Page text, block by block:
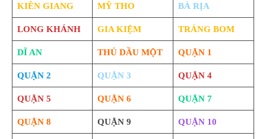
KIÊN GIANG MỸ THO BÀ RỊA
LONG KHÁNH GIA KIỆM TRẢNG BOM
DĨ AN THỦ DẦU MỘT QUẬN 1
QUẬN 2 QUẬN 3 QUẬN 4
QUẬN 5 QUẬN 6 QUẬN 7
QUẬN 8 QUẬN 9 QUẬN 10